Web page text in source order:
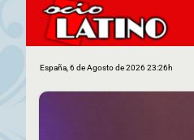
España, 6 de Agosto de 2026 23:26h